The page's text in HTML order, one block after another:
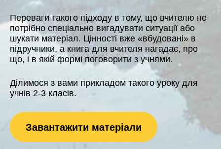
Переваги такого підходу в тому, що вчителю не
потрібно спеціально вигадувати ситуації або
шукати матеріал. Цінності вже «вбудовані» в
підручники, а книга для вчителя нагадає, про
що, і в якій формі поговорити з учнями.
Ділимося з вами прикладом такого уроку для
учнів 2-3 класів.
Завантажити матеріали